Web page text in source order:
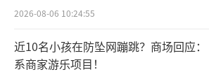
2026-08-06 10:24:55
近10名小孩在防坠网蹦跳？商场回应：
系商家游乐项目！